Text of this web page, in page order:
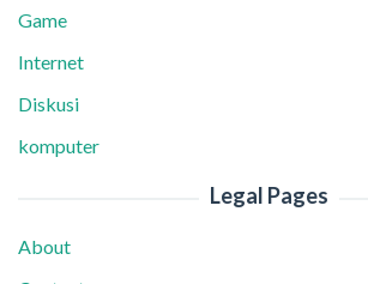
Game
Internet
Diskusi
komputer
Legal Pages
About